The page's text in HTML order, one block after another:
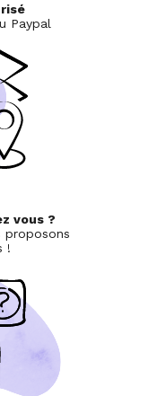
Paypal
vous ?
proposons
!